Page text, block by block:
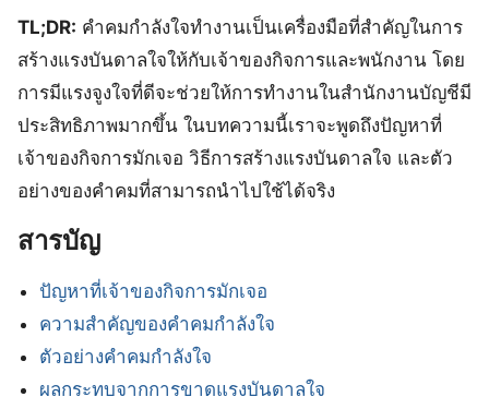
TL;DR: คําคมกําลังใจทํางานเป็นเครื่องมือที่สำคัญในการ
สร้างแรงบันดาลใจให้กับเจ้าของกิจการและพนักงาน โดย
การมีแรงจูงใจที่ดีจะช่วยให้การทำงานในสำนักงานบัญชีมี
ประสิทธิภาพมากขึ้น ในบทความนี้เราจะพูดถึงปัญหาที่
เจ้าของกิจการมักเจอ วิธีการสร้างแรงบันดาลใจ และตัว
อย่างของคําคมที่สามารถนำไปใช้ได้จริง
สารบัญ
ปัญหาที่เจ้าของกิจการมักเจอ
ความสำคัญของคําคมกําลังใจ
ตัวอย่างคําคมกําลังใจ
ผลกระทบจากการขาดแรงบันดาลใจ